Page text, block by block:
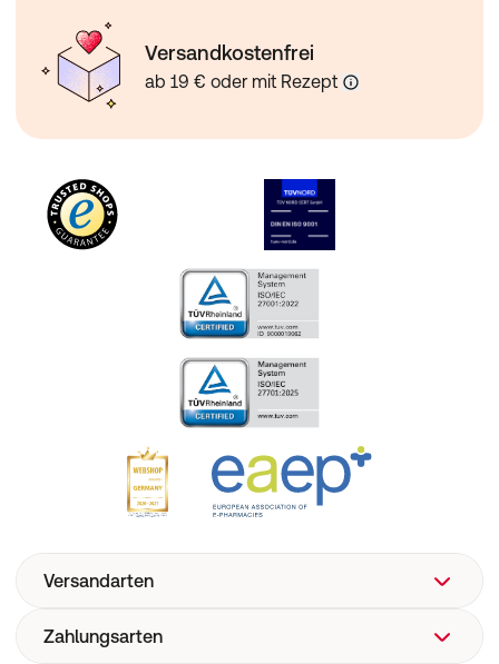
Versandkostenfrei
ab 19 € oder mit Rezept
Versandarten
Zahlungsarten